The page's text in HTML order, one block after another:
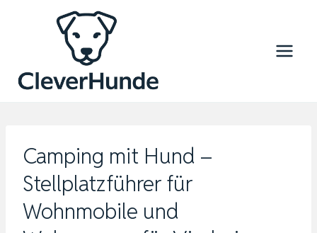
Camping mit Hund –
Stellplatzführer für
Wohnmobile und